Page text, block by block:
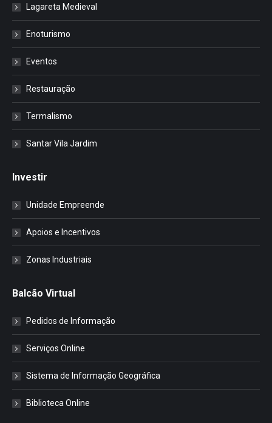
Lagareta Medieval
Enoturismo
Eventos
Restauração
Termalismo
Santar Vila Jardim
Investir
Unidade Empreende
Apoios e Incentivos
Zonas Industriais
Balcão Virtual
Pedidos de Informação
Serviços Online
Sistema de Informação Geográfica
Biblioteca Online